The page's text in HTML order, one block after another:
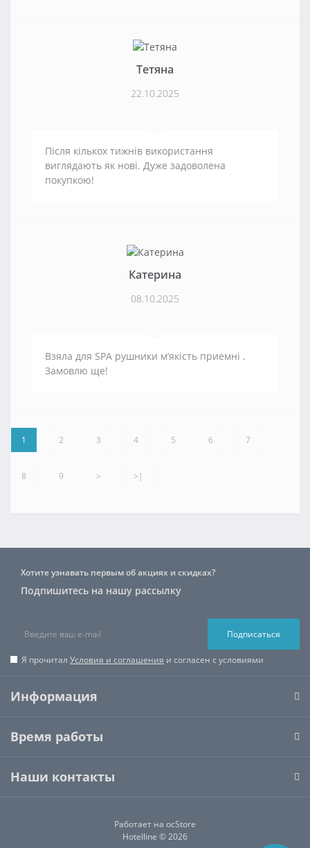
Тетяна
22.10.2025
Після кількох тижнів використання
виглядають як нові. Дуже задоволена
покупкою!
Катерина
08.10.2025
Взяла для SPA рушники м’якість приемні .
Замовлю ще!
1 2 3 4 5 6 7
8 9 > >|
Хотите узнавать первым об акциях и скидках?
Подпишитесь на нашу рассылку
Подписаться
Я прочитал Условия и соглашения и согласен с условиями
Информация
Время работы
Наши контакты
Работает на ocStore
Hotelline © 2026